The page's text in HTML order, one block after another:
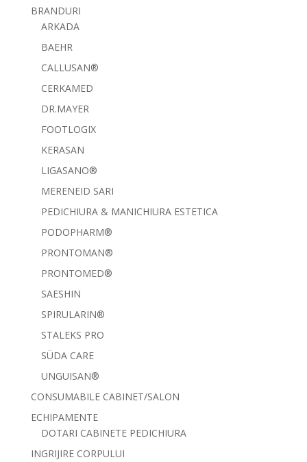
BRANDURI
ARKADA
BAEHR
CALLUSAN®
CERKAMED
DR.MAYER
FOOTLOGIX
KERASAN
LIGASANO®
MERENEID SARI
PEDICHIURA & MANICHIURA ESTETICA
PODOPHARM®
PRONTOMAN®
PRONTOMED®
SAESHIN
SPIRULARIN®
STALEKS PRO
SÜDA CARE
UNGUISAN®
CONSUMABILE CABINET/SALON
ECHIPAMENTE
DOTARI CABINETE PEDICHIURA
INGRIJIRE CORPULUI